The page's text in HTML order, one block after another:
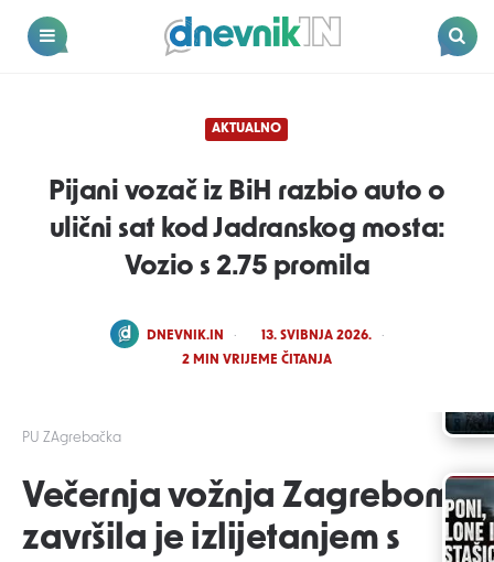
Dnevnik.in
PU ZAgrebačka
AKTUALNO
Pijani vozač iz BiH razbio auto o
ulični sat kod Jadranskog mosta:
Vozio s 2.75 promila
POSTED
DNEVNIK.IN
13. SVIBNJA 2026.
2 MIN VRIJEME ČITANJA
Večernja vožnja Zagrebom
završila je izlijetanjem s